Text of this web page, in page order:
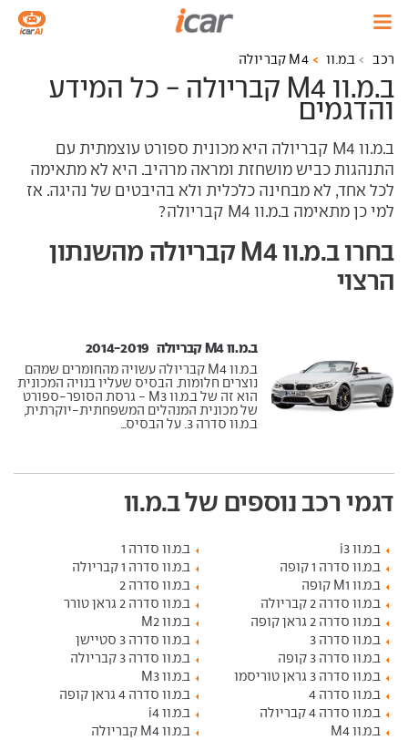
רכב ב.מ.וו M4 קבריולה
ב.מ.וו M4 קבריולה - כל המידע
והדגמים
ב.מ.וו M4 קבריולה היא מכונית ספורט עוצמתית עם
התנהגות כביש מושחזת ומראה מרהיב. היא לא מתאימה
לכל אחד, לא מבחינה כלכלית ולא בהיבטים של נהיגה. אז
למי כן מתאימה ב.מ.וו M4 קבריולה?
בחרו ב.מ.וו M4 קבריולה מהשנתון
הרצוי
ב.מ.וו M4 קבריולה ‏ 2014-2019
ב.מ.וו M4 קבריולה עשויה מהחומרים שמהם
נוצרים חלומות. הבסיס שעליו בנויה המכונית
הוא זה של ב.מ.וו M3 - גרסת הסופר-ספורט
של מכונית המנהלים המשפחתית-יוקרתית,
ב.מ.וו סדרה 3. על הבסיס...
דגמי רכב נוספים של ב.מ.וו
ב.מ.וו i3
ב.מ.וו סדרה 1
ב.מ.וו סדרה 1 קופה
ב.מ.וו סדרה 1 קבריולה
ב.מ.וו M1 קופה
ב.מ.וו סדרה 2
ב.מ.וו סדרה 2 קבריולה
ב.מ.וו סדרה 2 גראן טורר
ב.מ.וו סדרה 2 גראן קופה
ב.מ.וו M2
ב.מ.וו סדרה 3
ב.מ.וו סדרה 3 סטיישן
ב.מ.וו סדרה 3 קופה
ב.מ.וו סדרה 3 קבריולה
ב.מ.וו סדרה 3 גראן טוריסמו
ב.מ.וו M3
ב.מ.וו סדרה 4
ב.מ.וו סדרה 4 גראן קופה
ב.מ.וו סדרה 4 קבריולה
ב.מ.וו i4
ב.מ.וו M4
ב.מ.וו M4 קבריולה